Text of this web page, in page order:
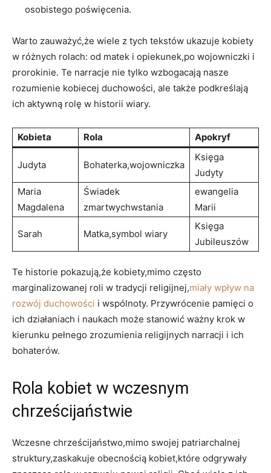
osobistego poświęcenia.
Warto zauważyć,że wiele z tych tekstów ukazuje kobiety
w różnych rolach: od matek⁣ i opiekunek,po wojowniczki i
prorokinie. ⁢Te narracje nie ⁢tylko wzbogacają ‍nasze
rozumienie kobiecej duchowości,​ ale ⁢także podkreślają
ich aktywną rolę ‍w historii wiary.
Kobieta Rola Apokryf
Judyta Bohaterka,wojowniczka
Księga‍
Judyty
Maria ​
Magdalena
Świadek
zmartwychwstania
ewangelia
Marii
Sarah Matka,symbol wiary
Księga
Jubileuszów
Te historie pokazują,że kobiety,mimo ⁤często
marginalizowanej roli⁤ w tradycji religijnej,miały wpływ na
rozwój duchowości i‍ wspólnoty. Przywrócenie pamięci o‍
ich ⁢działaniach i naukach może stanowić ważny⁣ krok⁣ w
kierunku pełnego zrozumienia religijnych narracji i ich
bohaterów.
Rola kobiet w wczesnym
chrześcijaństwie
Wczesne chrześcijaństwo,mimo‍ swojej patriarchalnej
struktury,zaskakuje obecnością kobiet,które odgrywały